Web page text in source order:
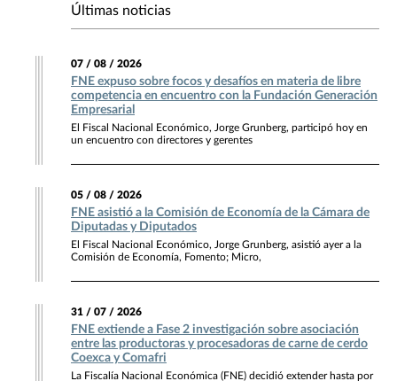
Últimas noticias
07 / 08 / 2026
FNE expuso sobre focos y desafíos en materia de libre
competencia en encuentro con la Fundación Generación
Empresarial
El Fiscal Nacional Económico, Jorge Grunberg, participó hoy en
un encuentro con directores y gerentes
05 / 08 / 2026
FNE asistió a la Comisión de Economía de la Cámara de
Diputadas y Diputados
El Fiscal Nacional Económico, Jorge Grunberg, asistió ayer a la
Comisión de Economía, Fomento; Micro,
31 / 07 / 2026
FNE extiende a Fase 2 investigación sobre asociación
entre las productoras y procesadoras de carne de cerdo
Coexca y Comafri
La Fiscalía Nacional Económica (FNE) decidió extender hasta por